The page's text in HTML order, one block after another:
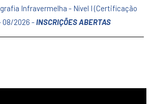
Infravermelha - Nível I (Certificação
08/2026 -INSCRIÇÕES ABERTAS